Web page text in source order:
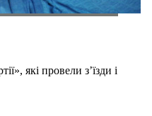
які провели з’їзди і